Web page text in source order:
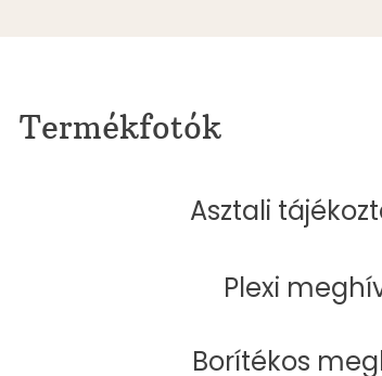
Termékfotók
Asztali
Plexi
Borítékos